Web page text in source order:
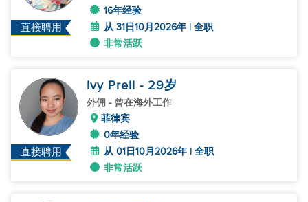
直接聘用
16年经验
从 31日10月2026年 | 全职
非常活跃
直接聘用
Ivy Prell - 29岁
外佣 - 曾在海外工作
菲律宾
0年经验
从 01日10月2026年 | 全职
非常活跃